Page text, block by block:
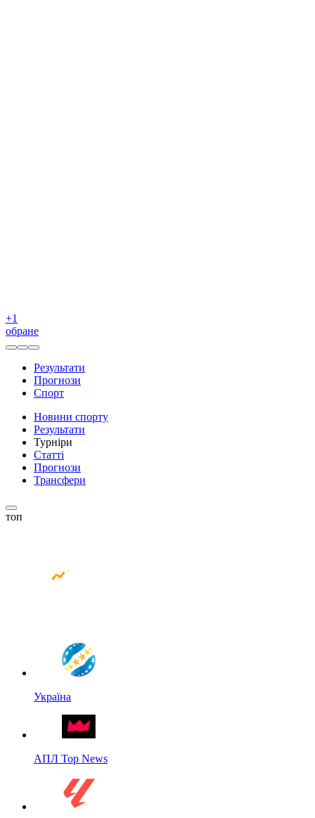
+1
обране
Результати
Прогнози
Спорт
Новини спорту
Результати
Турніри
Статті
Прогнози
Трансфери
топ
Україна
АПЛ Top News